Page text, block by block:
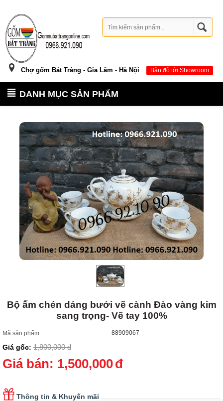
Chợ gốm Bát Tràng - Gia Lâm - Hà Nội Bản đồ tới Showroom
DANH MỤC SẢN PHẨM
Bộ ấm chén dáng bưởi vẽ cành Đào vàng kim
sang trọng- Vẽ tay 100%
Mã sản phẩm: 88909067
Giá gốc: 1,800,000 đ
Giá bán: 1,500,000đ
Thông tin & Khuyến mãi